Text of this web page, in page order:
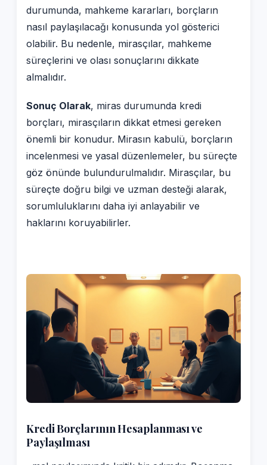
durumunda, mahkeme kararları, borçların
nasıl paylaşılacağı konusunda yol gösterici
olabilir. Bu nedenle, mirasçılar, mahkeme
süreçlerini ve olası sonuçlarını dikkate
almalıdır.
Sonuç Olarak, miras durumunda kredi
borçları, mirasçıların dikkat etmesi gereken
önemli bir konudur. Mirasın kabulü, borçların
incelenmesi ve yasal düzenlemeler, bu süreçte
göz önünde bulundurulmalıdır. Mirasçılar, bu
süreçte doğru bilgi ve uzman desteği alarak,
sorumluluklarını daha iyi anlayabilir ve
haklarını koruyabilirler.
Kredi Borçlarının Hesaplanması ve
Paylaşılması